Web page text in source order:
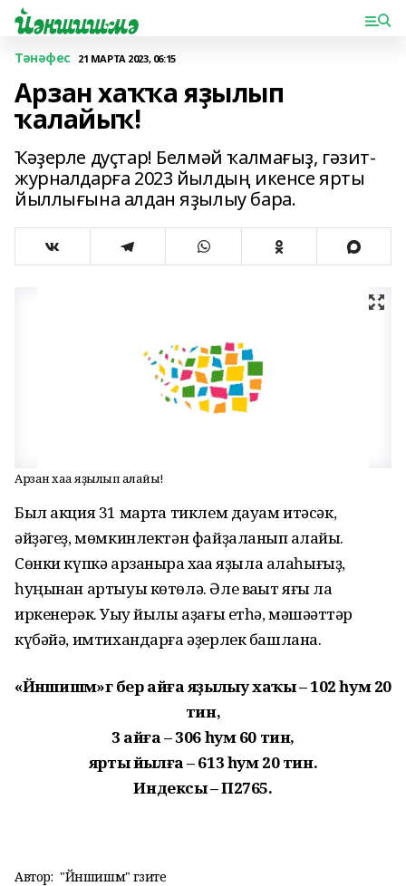
Тәнәфес 21 МАРТА 2023, 06:15
Арзан хаҡҡа яҙылып
ҡалайыҡ!
Ҡәҙерле дуҫтар! Белмәй ҡалмағыҙ, гә­зит-
журналдарға 2023 йылдың икенсе ярты
йыллығына алдан яҙылыу бара.
Арзан хаҡҡа яҙылып ҡалайыҡ!
Был акция 31 мартҡа тиклем дауам итәсәк,
әйҙәгеҙ, мөмкинлектән фай­ҙаланып ҡалайыҡ.
Сөнки күпкә арзаныраҡ хаҡҡа яҙыла алаһығыҙ,
һуңынан артыуы көтөлә. Әле ваҡыт яғы ла
иркенерәк. Уҡыу йылы аҙағы етһә, мәшәҡәттәр
күбәйә, имтихандарға әҙерлек башлана.
«Йәншишмә»гә бер айға яҙылыу хаҡы – 102 һум 20
тин,
3 айға – 306 һум 60 тин,
ярты йылға – 613 һум 20 тин.
Индексы – П2765.
Автор: "Йәншишмә" гәзите